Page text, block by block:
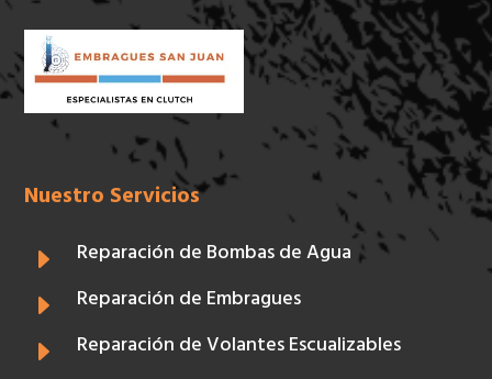
Nuestro Servicios
E Reparación de Bombas de Agua
E Reparación de Embragues
E Reparación de Volantes Escualizables